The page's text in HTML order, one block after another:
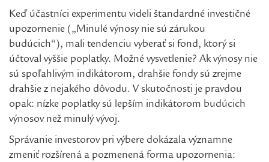
Keď účastníci experimentu videli štandardné investičné
upozornenie („Minulé výnosy nie sú zárukou
budúcich“), mali tendenciu vyberať si fond, ktorý si
účtoval vyššie poplatky. Možné vysvetlenie? Ak výnosy nie
sú spoľahlivým indikátorom, drahšie fondy sú zrejme
drahšie z nejakého dôvodu. V skutočnosti je pravdou
opak: nízke poplatky sú lepším indikátorom budúcich
výnosov než minulý vývoj.
Správanie investorov pri výbere dokázala významne
zmeniť rozšírená a pozmenená forma upozornenia: